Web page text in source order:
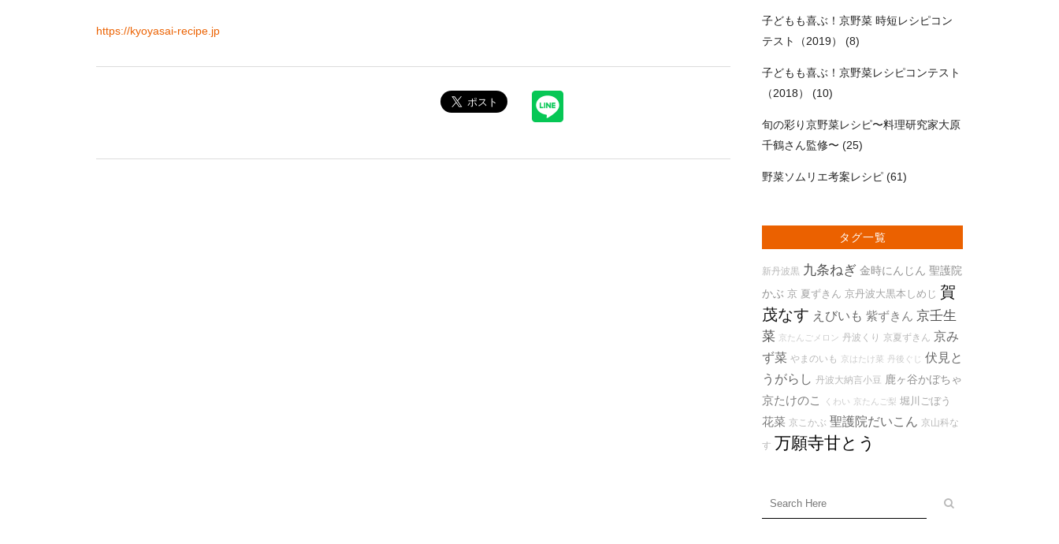
https://kyoyasai-recipe.jp
子どもも喜ぶ！京野菜 時短レシピコン
テスト（2019）
(8)
子どもも喜ぶ！京野菜レシピコンテスト
（2018）
(10)
旬の彩り京野菜レシピ〜料理研究家大原
千鶴さん監修〜 (25)
野菜ソムリエ考案レシピ (61)
タグ一覧
新丹波黒 九条ねぎ 金時にんじん 聖護院
かぶ 京 夏ずきん 京丹波大黒本しめじ 賀
茂なす えびいも 紫ずきん 京壬生
菜 京たんごメロン 丹波くり 京夏ずきん 京み
ず菜 やまのいも 京はたけ菜 丹後ぐじ 伏見と
うがらし 丹波大納言小豆 鹿ヶ谷かぼちゃ
京たけのこ くわい 京たんご梨 堀川ごぼう
花菜 京こかぶ 聖護院だいこん 京山科な
す 万願寺甘とう